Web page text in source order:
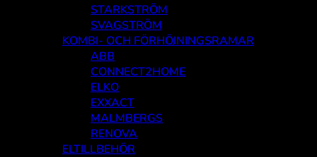
STARKSTRÖM
SVAGSTRÖM
KOMBI- OCH FÖRHÖJNINGSRAMAR
ABB
CONNECT2HOME
ELKO
EXXACT
MALMBERGS
RENOVA
ELTILLBEHÖR